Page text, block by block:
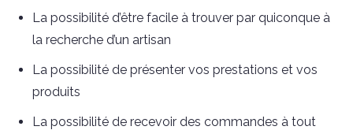
La possibilité d’être facile à trouver par quiconque à
la recherche d’un artisan
La possibilité de présenter vos prestations et vos
produits
La possibilité de recevoir des commandes à tout